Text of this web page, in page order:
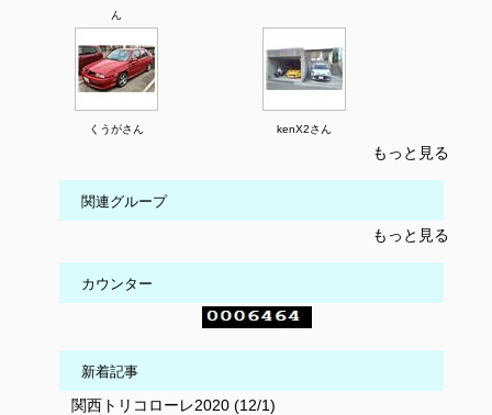
ん
くうがさん kenX2さん
もっと見る
関連グループ
もっと見る
カウンター
新着記事
関西トリコローレ2020 (12/1)